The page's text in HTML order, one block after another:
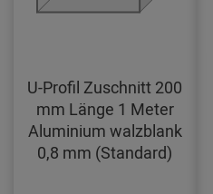
U-Profil Zuschnitt 200
mm Länge 1 Meter
Aluminium walzblank
0,8 mm (Standard)